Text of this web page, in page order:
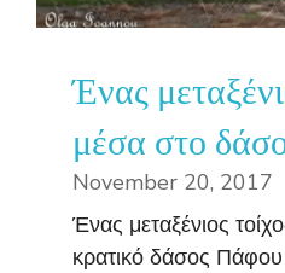
Ένας
μέσα στο
November 20, 2017
Ένας μεταξένιος
κρατικό δάσος